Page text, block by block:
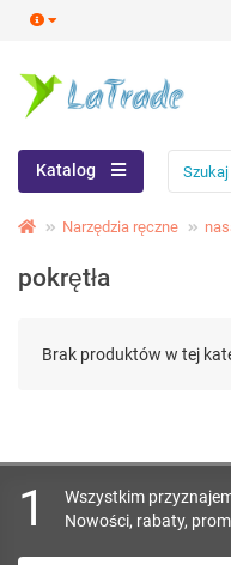
Katalog
Narzędzia ręczne
pokrętła
Brak produktów w tej
1
Wszystkim
Nowości, rabaty,